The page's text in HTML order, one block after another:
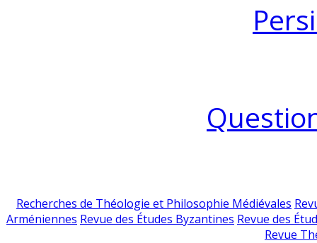
Recherches de Théologie et Philosophie Médiévales
Arméniennes Revue des Études Byzantines Revue des
Revue